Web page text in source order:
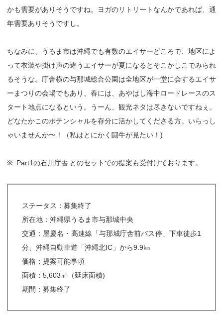
かも需要がありそうですね。ヨガのリトリートなんかであれば、通
年需要ありそうですし。
ちなみに、うるま市は沖縄でも有数のエイサーどころで、地区によ
って衣装や掛け声の違うエイサーが夏になるとそこかしこでみられ
るそうな。庁舎横の与那城総合公園は全地区が一堂に会するエイサ
ーまつりの会場でもあり、春には、あやはし海中ロードレースのス
タート地点になるという。うーん、観光ネタは尽きないですねぇ。
どなたかこのポテンシャルを存分に活かしてくださる方。いらっし
ゃいませんか〜！（私はとにかく闘牛が見たい！)
※ Part1の石川庁舎 とのセットでの提案も受付けております。
ステータス：募集終了
所在地：沖縄県うるま市与那城中央
交通：屋慶名・高速線「与那城庁舎前バス停」下車徒歩1
分、沖縄自動車道「沖縄北IC」から9.9㎞
価格：提案可能事項
面積：5,603㎡（延床面積)
期間：募集終了